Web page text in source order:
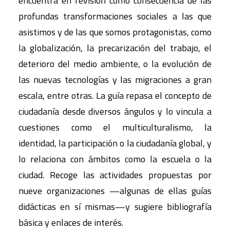
profundas transformaciones sociales a las que
asistimos y de las que somos protagonistas, como
la globalización, la precarización del trabajo, el
deterioro del medio ambiente, o la evolución de
las nuevas tecnologías y las migraciones a gran
escala, entre otras. La guía repasa el concepto de
ciudadanía desde diversos ángulos y lo vincula a
cuestiones como el multiculturalismo, la
identidad, la participación o la ciudadanía global, y
lo relaciona con ámbitos como la escuela o la
ciudad. Recoge las actividades propuestas por
nueve organizaciones —algunas de ellas guías
didácticas en sí mismas—y sugiere bibliografía
básica y enlaces de interés.